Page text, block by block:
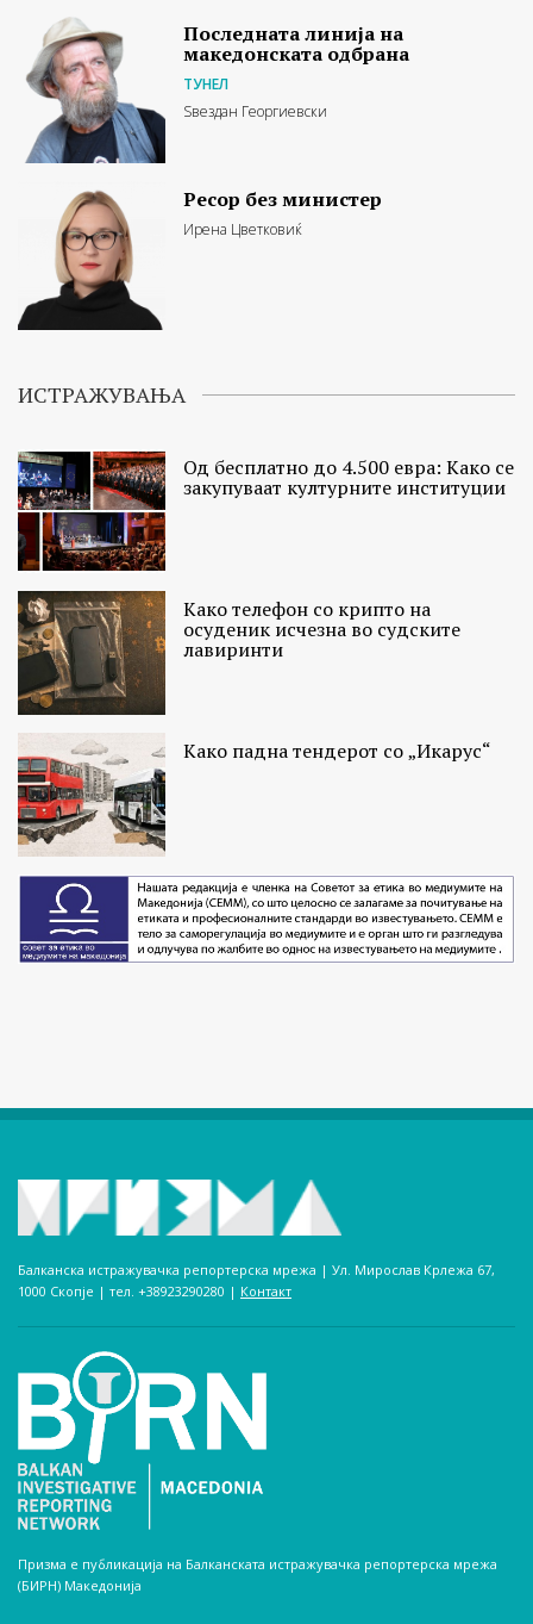
Последната линија на
македонската одбрана
ТУНЕЛ
Ѕвездан Георгиевски
Ресор без министер
Ирена Цветковиќ
ИСТРАЖУВАЊА
Од бесплатно до 4.500 евра: Како се
закупуваат културните институции
Како телефон со крипто на
осуденик исчезна во судските
лавиринти
Како падна тендерот со „Икарус“
Балканска истражувачка репортерска мрежа | Ул. Мирослав Крлежа 67,
1000 Скопје | тел. +38923290280­ | Контакт
Призма е публикација на Балканската истражувачка репортерска мрежа
(БИРН) Македонија